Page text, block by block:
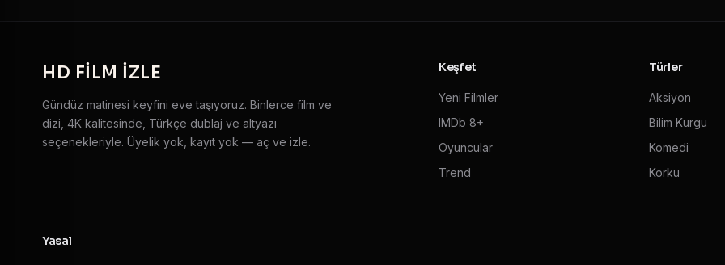
HD FILM IZLE
Gündüz matinesi keyfini eve taşıyoruz. Binlerce film ve
dizi, 4K kalitesinde, Türkçe dublaj ve altyazı
seçenekleriyle. Üyelik yok, kayıt yok — aç ve izle.
Keşfet
Yeni Filmler
IMDb 8+
Oyuncular
Trend
Türler
Aksiyon
Bilim Kurgu
Komedi
Korku
Yasal